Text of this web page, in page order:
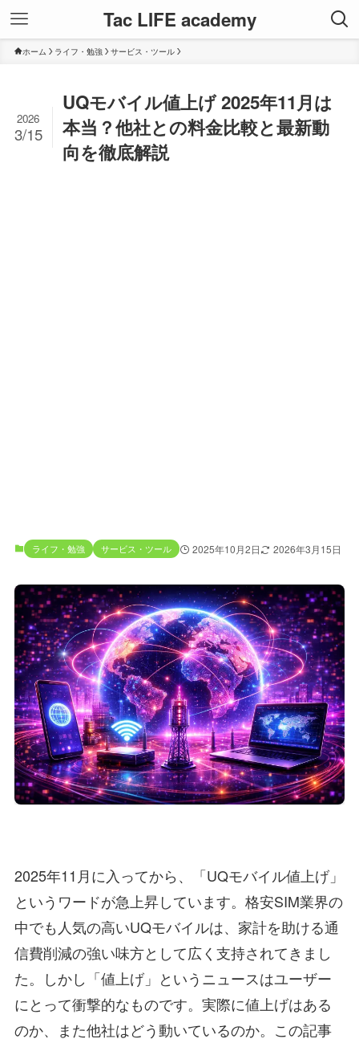
Tac LIFE academy
ホーム ライフ・勉強 サービス・ツール
UQモバイル値上げ 2025年11月は
本当？他社との料金比較と最新動
向を徹底解説
2026
3/15
ライフ・勉強 サービス・ツール 2025年10月2日 2026年3月15日
2025年11月に入ってから、「UQモバイル値上げ」
というワードが急上昇しています。格安SIM業界の
中でも人気の高いUQモバイルは、家計を助ける通
信費削減の強い味方として広く支持されてきまし
た。しかし「値上げ」というニュースはユーザー
にとって衝撃的なものです。実際に値上げはある
のか、また他社はどう動いているのか。この記事